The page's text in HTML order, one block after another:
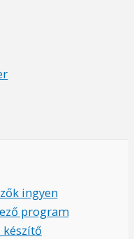
ingyen
program
készítő